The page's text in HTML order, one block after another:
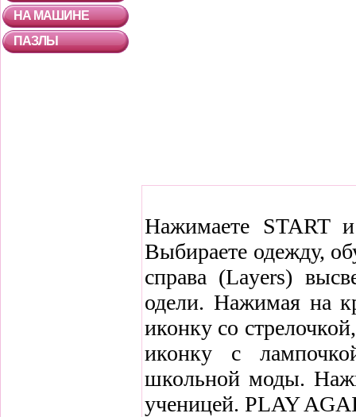
НА МАШИНЕ
ПАЗЛЫ
Нажимаете START
Выбираете одежду,
справа (Layers)
одели. Нажимая на
иконку со
иконку с
школьной моды.
ученицей. PLAY